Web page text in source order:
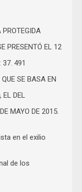
PROTEGIDA
PRESENTÓ EL 12
37. 491
SE BASA EN
EL DEL
MAYO DE 2015.
en el exilio
de los